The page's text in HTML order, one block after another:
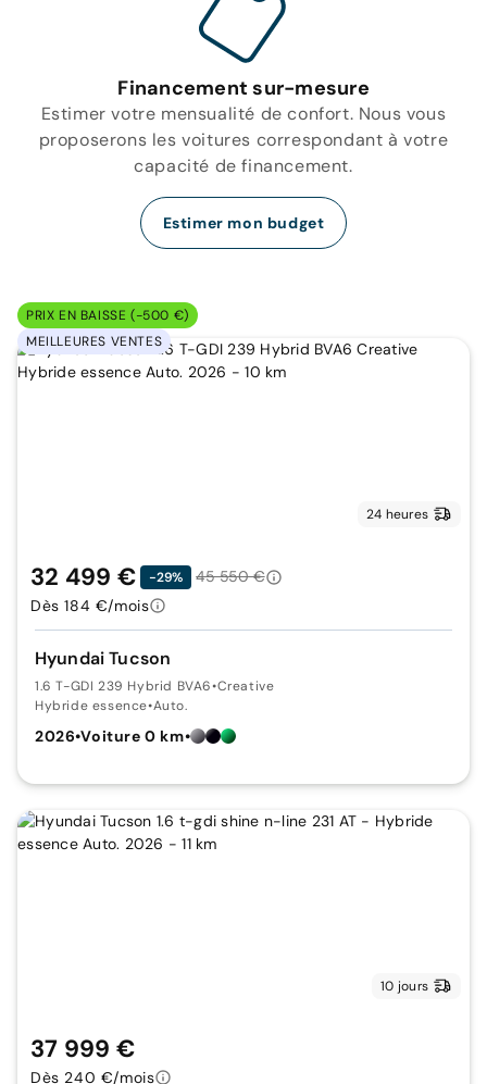
Financement sur-mesure
Estimer votre mensualité de confort. Nous vous
proposerons les voitures correspondant à votre
capacité de financement.
Estimer mon budget
PRIX EN BAISSE (-500 €)
MEILLEURES VENTES
24 heures
Hyundai Tucson
1.6 T-GDI 239 Hybrid BVA6•Creative
Hybride essence•Auto.
2026•Voiture 0 km•
32 499 € -29%
45 550 €
Dès 184 €/mois
10 jours
37 999 €
Dès 240 €/mois